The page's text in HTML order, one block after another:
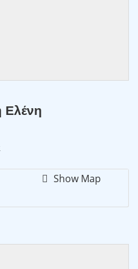
Ελένη
Show Map